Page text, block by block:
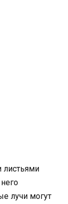
листьями
лучи могут